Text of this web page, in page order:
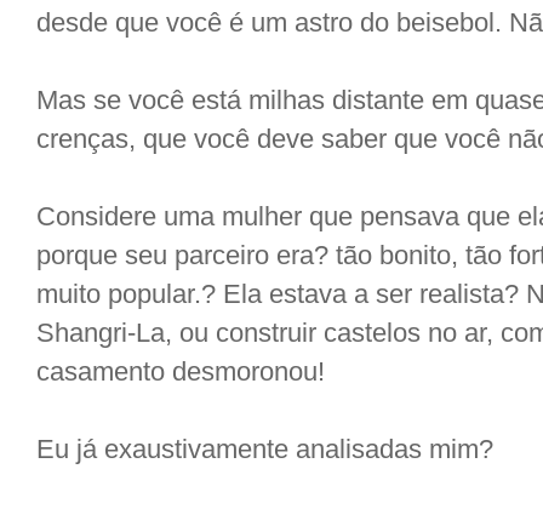
desde que você é um astro do beisebol.
Mas se você está milhas distante em
crenças, que você deve saber que você
Considere uma mulher que pensava que
porque seu parceiro era? tão bonito, tão
muito popular.? Ela estava a ser realista?
Shangri-La, ou construir castelos no ar,
casamento desmoronou!
Eu já exaustivamente analisadas mim?